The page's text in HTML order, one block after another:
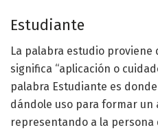
Estudiante
La palabra estudio proviene
significa “aplicación o
palabra Estudiante es
dándole uso para formar un
representando a la persona